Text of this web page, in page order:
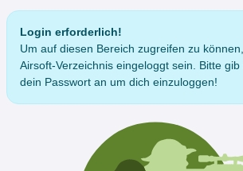
Login erforderlich!
Um auf diesen Bereich zugreifen zu
Airsoft-Verzeichnis eingeloggt sein. Bitte
dein Passwort an um dich einzuloggen!